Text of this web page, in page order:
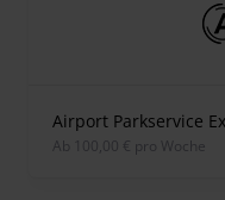
Airport Parkservice
ab 100,00 € pro Woche